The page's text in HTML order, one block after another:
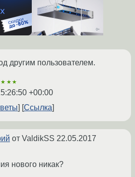
другим пользователем.
+00:00
Ссылка
от ValdikSS 22.05.2017
нового никак?